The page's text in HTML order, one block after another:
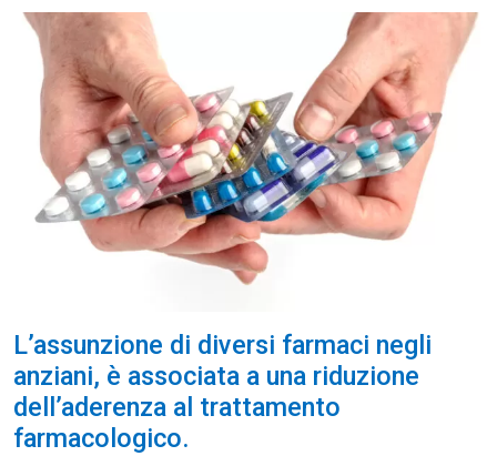
L’assunzione di diversi farmaci negli
anziani, è associata a una riduzione
dell’aderenza al trattamento
farmacologico.